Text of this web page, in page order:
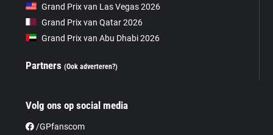
Grand Prix van Las Vegas 2026
Grand Prix van Qatar 2026
Grand Prix van Abu Dhabi 2026
Partners(Ook adverteren?)
Volg ons op social media
/GPfanscom